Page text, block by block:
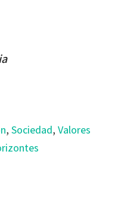
, Sociedad, Valores